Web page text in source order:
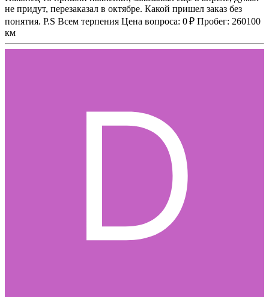
не придут, перезаказал в октябре. Какой пришел заказ без
понятия. P.S Всем терпения Цена вопроса: 0 ₽ Пробег: 260100
км